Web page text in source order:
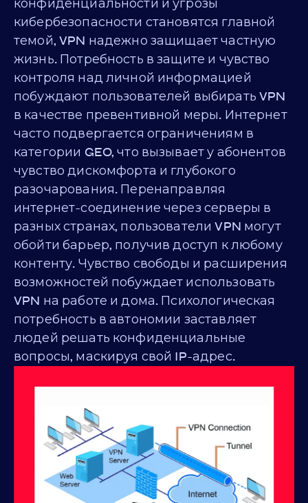
конфиденциальности и угрозы
кибербезопасности становятся главной
темой, VPN надежно защищает частную
жизнь. Потребность в защите и чувство
контроля над личной информацией
побуждают пользователей выбирать VPN
в качестве превентивной меры. Интернет
часто подвергается ограничениям в
категории GEO, что вызывает у абонентов
чувство дискомфорта и глубокого
разочарования. Перенаправляя
интернет-соединение через серверы в
разных странах, пользователи VPN могут
обойти барьер, получив доступ к любому
контенту. Чувство свободы и расширения
возможностей побуждает использовать
VPN на работе и дома. Психологическая
потребность в автономии заставляет
людей решать конфиденциальные
вопросы, маскируя свой IP-адрес.